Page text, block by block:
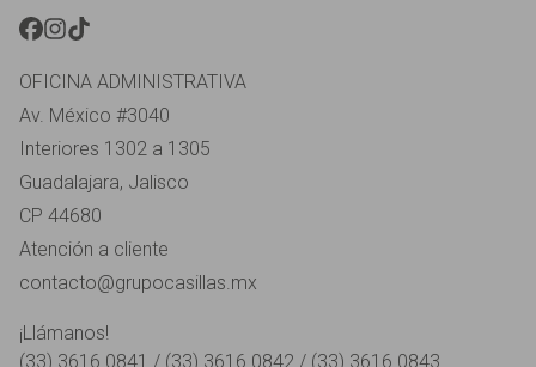
FACEBOOK }}
INSTAGRAM }}
TIKTOK }}
OFICINA ADMINISTRATIVA
Av. México #3040
Interiores 1302 a 1305
Guadalajara, Jalisco
CP 44680
Atención a cliente
contacto@grupocasillas.mx
¡Llámanos!
(33) 3616 0841 / (33) 3616 0842 / (33) 3616 0843